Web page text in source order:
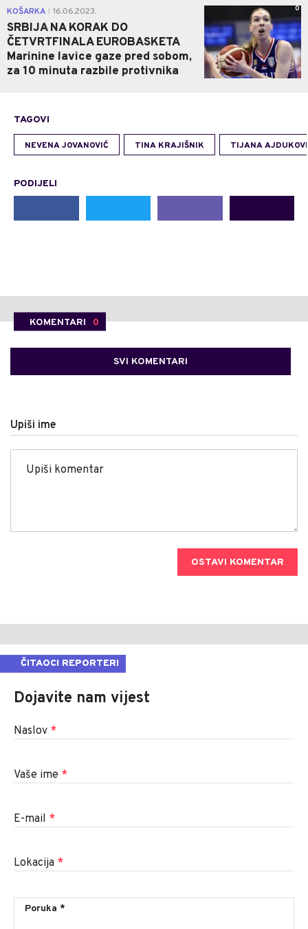
KOŠARKA 16.06.2023.
SRBIJA NA KORAK DO
ČETVRTFINALA EUROBASKETA
Marinine lavice gaze pred sobom,
za 10 minuta razbile protivnika
0
TAGOVI
NEVENA JOVANOVIĆ TINA KRAJIŠNIK TIJANA
PODIJELI
KOMENTARI 0
SVI KOMENTARI
Upiši ime
OSTAVI KOMENTAR
ČITAOCI REPORTERI
Dojavite nam vijest
Naslov *
Vaše ime *
E-mail *
Lokacija *